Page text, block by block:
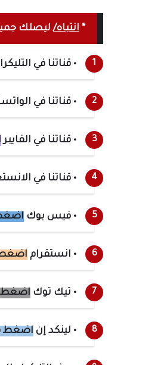
* انتباه/ليصلك جميع
• قناتنا في
• قناتنا في
• قناتنا في الفايبر
• قناتنا في
• فيس بوك
• انستقرام اضغط
• تيك توك اضغط
• لينكد إن اضغط